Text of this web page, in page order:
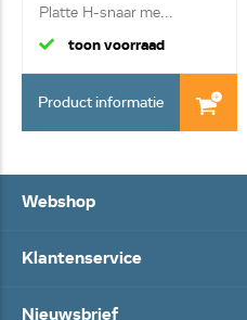
Platte H-snaar me...
toon voorraad
Product informatie
Webshop
Klantenservice
Nieuwsbrief